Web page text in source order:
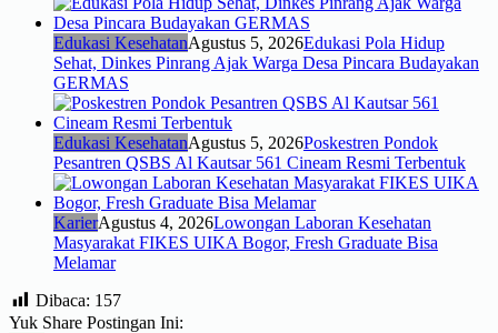
Edukasi KesehatanAgustus 5, 2026Edukasi Pola Hidup
Sehat, Dinkes Pinrang Ajak Warga Desa Pincara Budayakan
GERMAS
Edukasi KesehatanAgustus 5, 2026Poskestren Pondok
Pesantren QSBS Al Kautsar 561 Cineam Resmi Terbentuk
KarierAgustus 4, 2026Lowongan Laboran Kesehatan
Masyarakat FIKES UIKA Bogor, Fresh Graduate Bisa
Melamar
Dibaca: 157
Yuk Share Postingan Ini: